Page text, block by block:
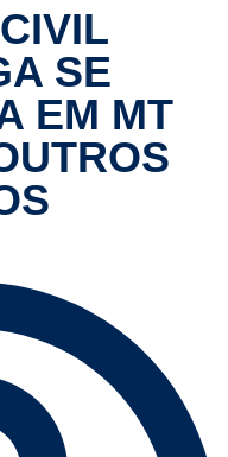
SE
EM MT